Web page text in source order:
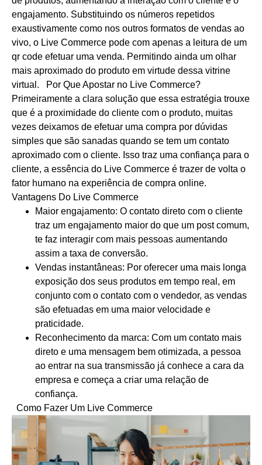
engajamento. Substituindo os números repetidos
exaustivamente como nos outros formatos de vendas ao
vivo, o Live Commerce pode com apenas a leitura de um
qr code efetuar uma venda. Permitindo ainda um olhar
mais aproximado do produto em virtude dessa vitrine
virtual.
Por Que Apostar no Live Commerce?
Primeiramente a clara solução que essa estratégia trouxe
que é a proximidade do cliente com o produto, muitas
vezes deixamos de efetuar uma compra por dúvidas
simples que são sanadas quando se tem um contato
aproximado com o cliente. Isso traz uma confiança para o
cliente, a essência do Live Commerce é trazer de volta o
fator humano na experiência de compra online.
Vantagens Do Live Commerce
Maior engajamento: O contato direto com o cliente
traz um engajamento maior do que um post comum,
te faz interagir com mais pessoas aumentando
assim a taxa de conversão.
Vendas instantâneas: Por oferecer uma mais longa
exposição dos seus produtos em tempo real, em
conjunto com o contato com o vendedor, as vendas
são efetuadas em uma maior velocidade e
praticidade.
Reconhecimento da marca: Com um contato mais
direto e uma mensagem bem otimizada, a pessoa
ao entrar na sua transmissão já conhece a cara da
empresa e começa a criar uma relação de
confiança.
Como Fazer Um Live Commerce